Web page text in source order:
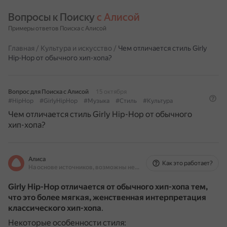
Вопросы к Поиску с Алисой
Примеры ответов Поиска с Алисой
Главная / Культура и искусство / Чем отличается стиль Girly
Hip-Hop от обычного хип-хопа?
Вопрос для Поиска с Алисой
15 октября
#HipHop
#GirlyHipHop #Музыка #Стиль #Культура
Чем отличается стиль Girly Hip-Hop от обычного
хип-хопа?
Алиса
На основе источников, возможны неточности
Как это работает?
Girly Hip-Hop отличается от обычного хип-хопа тем,
что это более мягкая, женственная интерпретация
классического хип-хопа.
Некоторые особенности стиля: